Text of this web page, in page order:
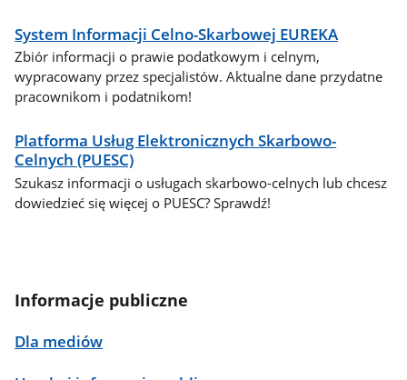
System Informacji Celno-Skarbowej EUREKA
Zbiór informacji o prawie podatkowym i celnym,
wypracowany przez specjalistów. Aktualne dane przydatne
pracownikom i podatnikom!
Platforma Usług Elektronicznych Skarbowo-
Celnych (PUESC)
Szukasz informacji o usługach skarbowo-celnych lub chcesz
dowiedzieć się więcej o PUESC? Sprawdź!
Informacje publiczne
Dla mediów